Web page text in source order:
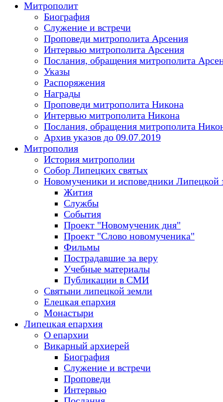
Митрополит
Биография
Служение и встречи
Проповеди митрополита Арсения
Интервью митрополита Арсения
Послания, обращения митрополита
Указы
Распоряжения
Награды
Проповеди митрополита Никона
Интервью митрополита Никона
Послания, обращения митрополита
Архив указов до 09.07.2019
Митрополия
История митрополии
Собор Липецких святых
Новомученики и исповедники Липецкой
Жития
Службы
События
Проект "Новомученик дня"
Проект "Слово новомученика"
Фильмы
Пострадавшие за веру
Учебные материалы
Публикации в СМИ
Святыни липецкой земли
Елецкая епархия
Монастыри
Липецкая епархия
О епархии
Викарный архиерей
Биография
Служение и встречи
Проповеди
Интервью